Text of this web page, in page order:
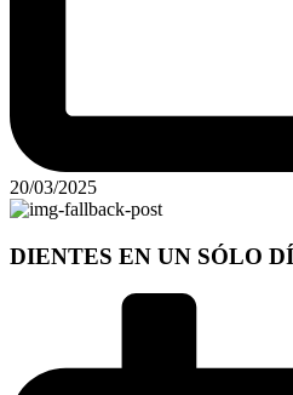
20/03/2025
DIENTES EN UN SÓLO